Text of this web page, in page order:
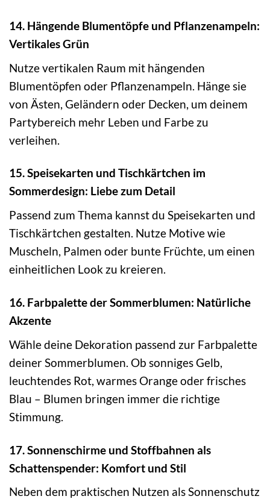
14. Hängende Blumentöpfe und Pflanzenampeln:
Vertikales Grün
Nutze vertikalen Raum mit hängenden
Blumentöpfen oder Pflanzenampeln. Hänge sie
von Ästen, Geländern oder Decken, um deinem
Partybereich mehr Leben und Farbe zu
verleihen.
15. Speisekarten und Tischkärtchen im
Sommerdesign: Liebe zum Detail
Passend zum Thema kannst du Speisekarten und
Tischkärtchen gestalten. Nutze Motive wie
Muscheln, Palmen oder bunte Früchte, um einen
einheitlichen Look zu kreieren.
16. Farbpalette der Sommerblumen: Natürliche
Akzente
Wähle deine Dekoration passend zur Farbpalette
deiner Sommerblumen. Ob sonniges Gelb,
leuchtendes Rot, warmes Orange oder frisches
Blau – Blumen bringen immer die richtige
Stimmung.
17. Sonnenschirme und Stoffbahnen als
Schattenspender: Komfort und Stil
Neben dem praktischen Nutzen als Sonnenschutz